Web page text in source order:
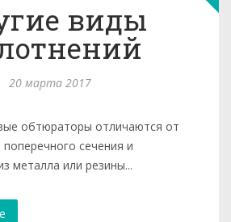
виды
20 марта 2017
обтюраторы отличаются от
сечения и
металла или резины...